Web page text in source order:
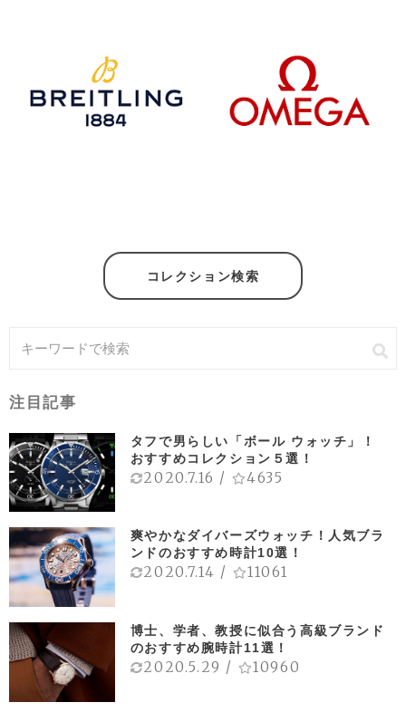
コレクション検索
注目記事
タフで男らしい「ボール ウォッチ」！
おすすめコレクション５選！
2020.7.16 / 4635
爽やかなダイバーズウォッチ！人気ブラ
ンドのおすすめ時計10選！
2020.7.14 / 11061
博士、学者、教授に似合う高級ブランド
のおすすめ腕時計11選！
2020.5.29 / 10960